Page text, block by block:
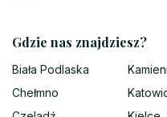
Gdzie nas znajdziesz?
Biała Podlaska
Chełmno